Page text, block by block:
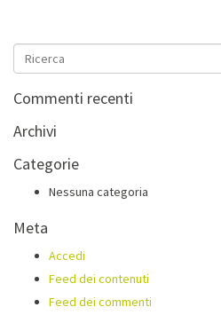
Commenti recenti
Archivi
Categorie
Nessuna categoria
Meta
Accedi
Feed dei contenuti
Feed dei commenti